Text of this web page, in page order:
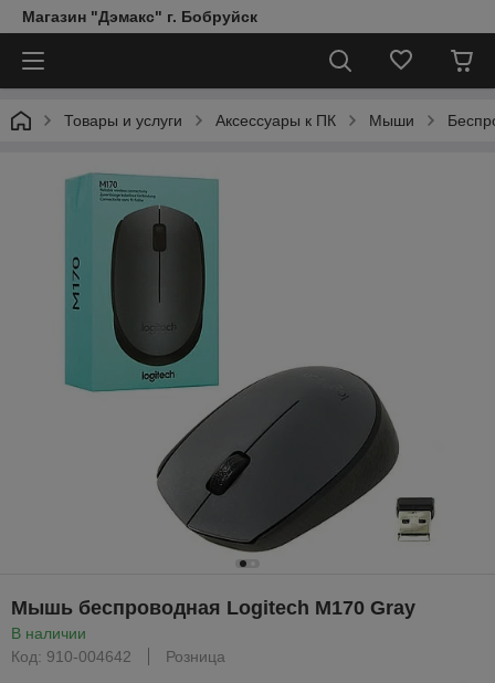
Магазин "Дэмакс" г. Бобруйск
Товары и услуги Аксессуары к ПК Мыши
Мышь беспроводная Logitech M170 Gray
В наличии
Код: 910-004642
Розница